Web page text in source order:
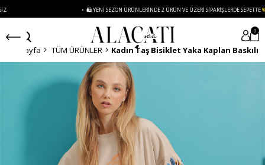
• 🛍️ YENI SEZON ÜRÜNLERINDE 2 ÜRÜN VE ÜZERI SIPARIŞLERDE SEPETTE%15 İNDIRIM
0
Anasayfa TÜM ÜRÜNLER